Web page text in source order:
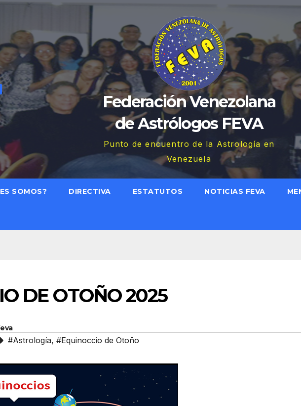
Federación Venezolana
de Astrólogos FEVA
Punto de encuentro de la Astrología en
Venezuela
SOMOS? DIRECTIVA ESTATUTOS NOTICIAS FEVA
DE OTOÑO 2025
#Astrología, #Equinoccio de Otoño